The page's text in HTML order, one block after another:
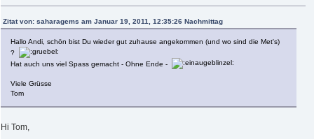
Zitat von: saharagems am Januar 19, 2011, 12:35:26 Nachmittag
Hallo Andi, schön bist Du wieder gut zuhause angekommen (und wo sind die Met's)
?
Hat auch uns viel Spass gemacht - Ohne Ende -
Viele Grüsse
Tom
Hi Tom,